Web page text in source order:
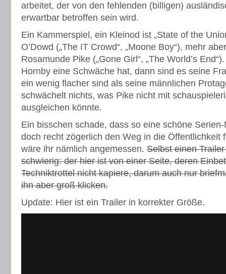
arbeitet, der von den fehlenden (billigen)
erwartbar betroffen sein wird.
Ein Kammerspiel, ein Kleinod ist „State of the
O’Dowd („The IT Crowd“, „Moone Boy“), mehr
Rosamunde Pike („Gone Girl“, „The World’s
Hornby eine Schwäche hat, dann sind es seine
ein wenig flacher sind als seine männlichen
schwächelt nichts, was Pike nicht mit
ausgleichen könnte.
Ein bisschen schade, dass so eine schöne
doch recht zögerlich den Weg in die Öffentlichkeit
wäre ihr nämlich angemessen. Selbst einen
schwierig: der hier ist von einer Seite, deren
Techniktrottel nicht kapiere, darum auch nur
ihn aber groß klicken.
Update: Hier ist ein Trailer in korrekter Größe.